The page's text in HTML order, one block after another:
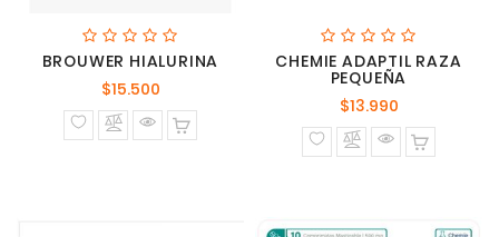
BROUWER HIALURINA
$15.500Precio
normal
CHEMIE ADAPTIL RAZA
PEQUEÑA
$13.990Precio
normal